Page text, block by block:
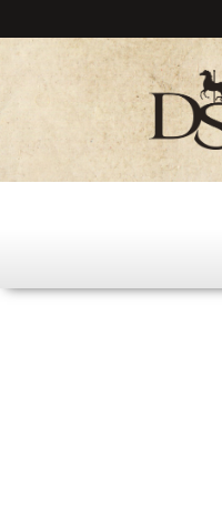
au
contenu